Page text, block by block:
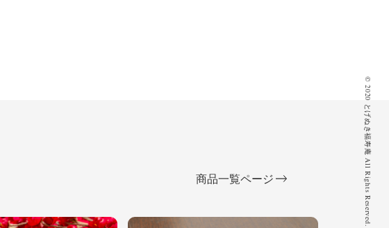
© 2020 とげぬき福寿庵 All Rights Reserved.
商品一覧ページ